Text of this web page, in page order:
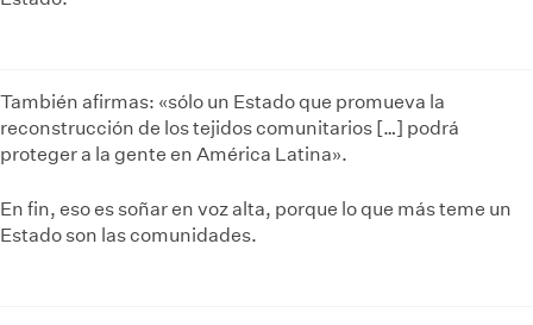
También afirmas: «sólo un Estado que promueva la
reconstrucción de los tejidos comunitarios […] podrá
proteger a la gente en América Latina».
En fin, eso es soñar en voz alta, porque lo que más teme un
Estado son las comunidades.